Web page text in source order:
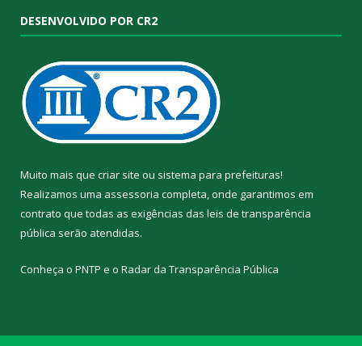
DESENVOLVIDO POR CR2
Muito mais que criar site ou sistema para prefeituras!
Realizamos uma assessoria completa, onde garantimos em
contrato que todas as exigências das leis de transparência
pública serão atendidas.
Conheça o PNTP e o Radar da Transparência Pública